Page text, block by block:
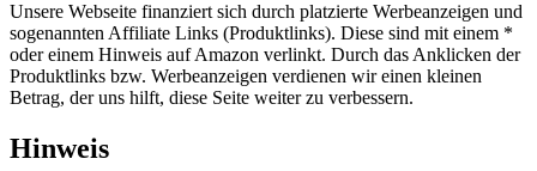
Unsere Webseite finanziert sich durch platzierte Werbeanzeigen und
sogenannten Affiliate Links (Produktlinks). Diese sind mit einem *
oder einem Hinweis auf Amazon verlinkt. Durch das Anklicken der
Produktlinks bzw. Werbeanzeigen verdienen wir einen kleinen
Betrag, der uns hilft, diese Seite weiter zu verbessern.
Hinweis